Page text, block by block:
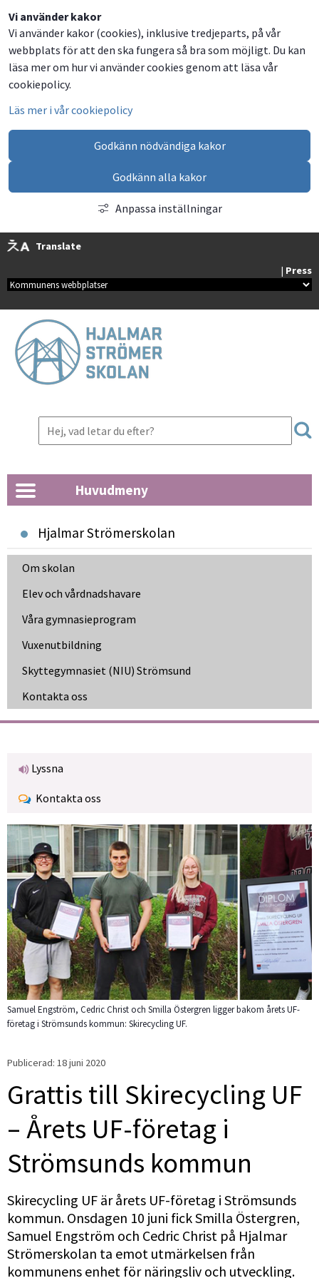
Vi använder kakor
Vi använder kakor (cookies), inklusive tredjeparts, på vår
webbplats för att den ska fungera så bra som möjligt. Du kan
läsa mer om hur vi använder cookies genom att läsa vår
cookiepolicy.
Läs mer i vår cookiepolicy
Godkänn nödvändiga kakor
Godkänn alla kakor
Anpassa inställningar
Translate
| Press
Kommunala webbplatser
Huvudmeny
Hjalmar Strömerskolan
Om skolan
Elev och vårdnads­havare
Våra gymnasie­program
Vuxen­utbildning
Skytte­gymnasiet (NIU) Strömsund
Kontakta oss
Lyssna
Kontakta oss
Samuel Engström, Cedric Christ och Smilla Östergren ligger bakom årets UF-
företag i Strömsunds kommun: Skirecycling UF.
Publicerad: 18 juni 2020
Grattis till Skirecycling UF
– Årets UF-företag i
Strömsunds kommun
Skirecycling UF är årets UF-företag i Strömsunds
kommun. Onsdagen 10 juni fick Smilla Östergren,
Samuel Engström och Cedric Christ på Hjalmar
Strömerskolan ta emot utmärkelsen från
kommunens enhet för näringsliv och utveckling.
Dela
på
Facebook
Dela
på
Twitter
Dela
på
LinkedIn
Dela
via
email